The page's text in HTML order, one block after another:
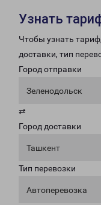
Узнать
Чтобы узнать
доставки, тип
Город отправки
Зеленодольск
⇄
Город доставки
Ташкент
Тип перевозки
Автоперевозка